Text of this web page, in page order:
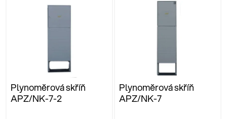
Plynoměrová skříň
APZ/NK-7-2
Plynoměrová skříň
APZ/NK-7